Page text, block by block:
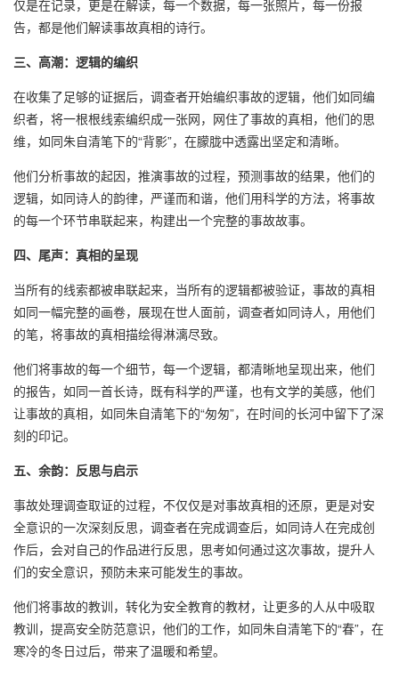
仅是在记录，更是在解读，每一个数据，每一张照片，每一份报
告，都是他们解读事故真相的诗行。
三、高潮：逻辑的编织
在收集了足够的证据后，调查者开始编织事故的逻辑，他们如同编
织者，将一根根线索编织成一张网，网住了事故的真相，他们的思
维，如同朱自清笔下的“背影”，在朦胧中透露出坚定和清晰。
他们分析事故的起因，推演事故的过程，预测事故的结果，他们的
逻辑，如同诗人的韵律，严谨而和谐，他们用科学的方法，将事故
的每一个环节串联起来，构建出一个完整的事故故事。
四、尾声：真相的呈现
当所有的线索都被串联起来，当所有的逻辑都被验证，事故的真相
如同一幅完整的画卷，展现在世人面前，调查者如同诗人，用他们
的笔，将事故的真相描绘得淋漓尽致。
他们将事故的每一个细节，每一个逻辑，都清晰地呈现出来，他们
的报告，如同一首长诗，既有科学的严谨，也有文学的美感，他们
让事故的真相，如同朱自清笔下的“匆匆”，在时间的长河中留下了深
刻的印记。
五、余韵：反思与启示
事故处理调查取证的过程，不仅仅是对事故真相的还原，更是对安
全意识的一次深刻反思，调查者在完成调查后，如同诗人在完成创
作后，会对自己的作品进行反思，思考如何通过这次事故，提升人
们的安全意识，预防未来可能发生的事故。
他们将事故的教训，转化为安全教育的教材，让更多的人从中吸取
教训，提高安全防范意识，他们的工作，如同朱自清笔下的“春”，在
寒冷的冬日过后，带来了温暖和希望。